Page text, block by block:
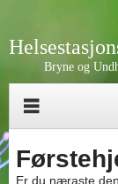
Bryne og
Er du næraste